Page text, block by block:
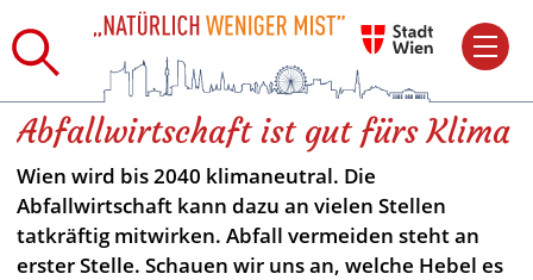
Abfallwirtschaft ist gut fürs Klima
Wien wird bis 2040 klimaneutral. Die
Abfallwirtschaft kann dazu an vielen Stellen
tatkräftig mitwirken. Abfall vermeiden steht an
erster Stelle. Schauen wir uns an, welche Hebel es